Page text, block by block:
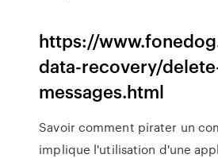
https://
data-recovery/
messages.html
Savoir comment pirater un
implique l'utilisation d'une